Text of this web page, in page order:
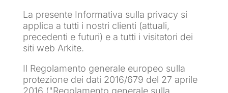
La presente Informativa sulla privacy si
applica a tutti i nostri clienti (attuali,
precedenti e futuri) e a tutti i visitatori dei
siti web Arkite.
Il Regolamento generale europeo sulla
protezione dei dati 2016/679 del 27 aprile
2016 ("Regolamento generale sulla